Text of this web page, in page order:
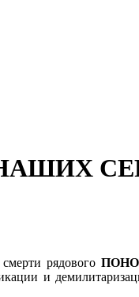
рядового
и